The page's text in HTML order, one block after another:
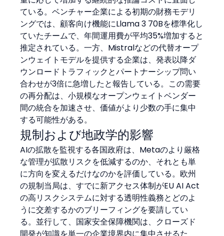
ている。ベンチャー企業による初期の財務モデリ
ングでは、顧客向け機能にLlama 3 70Bを標準化し
ていたチームで、年間運用費が平均35%増加すると
推定されている。一方、Mistralなどの代替オープ
ンウェイトモデルを提供する企業は、発表以降ダ
ウンロードトラフィックとパートナーシップ問い
合わせが3倍に急増したと報告している。この需要
の再分配は、小規模なオープンウェイトベンダー
間の統合を加速させ、価値がより少数の手に集中
する可能性がある。
規制および地政学的影響
AIの拡散を監視する各国政府は、Metaのより厳格
な管理が拡散リスクを低減するのか、それとも単
に方向を変えるだけなのかを評価している。欧州
の規制当局は、すでに新アクセス体制がEU AI Act
の高リスクシステムに対する透明性義務とどのよ
うに交差するかのブリーフィングを要請してい
る。並行して、国家安全保障機関は、クローズド
開発が知識を単一の企業境界内に集中させるた